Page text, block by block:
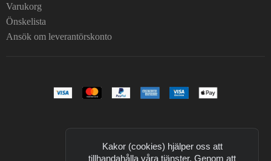
Varukorg
Önskelista
Ansök om leverantörskonto
Kakor (cookies) hjälper oss att
tillhandahålla våra tjänster. Genom att